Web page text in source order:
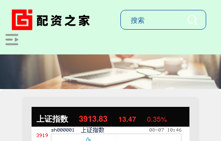
上证指数 3914.23 13.87 0.36%